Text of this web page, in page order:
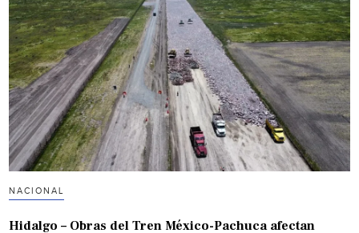
NACIONAL
Hidalgo – Obras del Tren México-Pachuca afectan